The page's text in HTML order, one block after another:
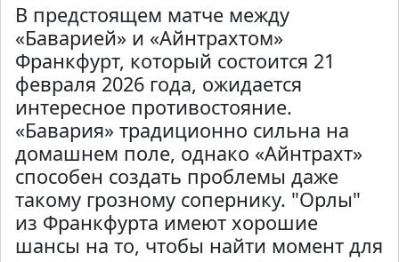
В предстоящем матче между
«Баварией» и «Айнтрахтом»
Франкфурт, который состоится 21
февраля 2026 года, ожидается
интересное противостояние.
«Бавария» традиционно сильна на
домашнем поле, однако «Айнтрахт»
способен создать проблемы даже
такому грозному сопернику. "Орлы"
из Франкфурта имеют хорошие
шансы на то, чтобы найти момент для